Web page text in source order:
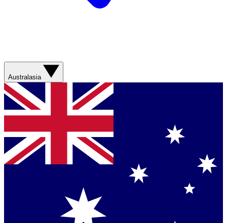
Australasia